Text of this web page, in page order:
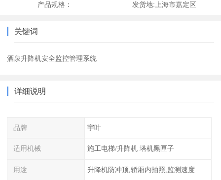
产品规格： 发货地:上海市嘉定区
关键词
酒泉升降机安全监控管理系统
详细说明
品牌 宇叶
适用机械 施工电梯/升降机 塔机黑匣子
用途 升降机防冲顶,轿厢内拍照,监测速度